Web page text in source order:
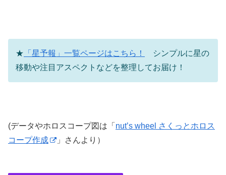
★ 「星予報」一覧ページはこちら！
シンプルに星の
移動や注目アスペクトなどを整理してお届け！
(データやホロスコープ図は「 nut’s wheel さくっとホロス
コープ作成
」さんより）